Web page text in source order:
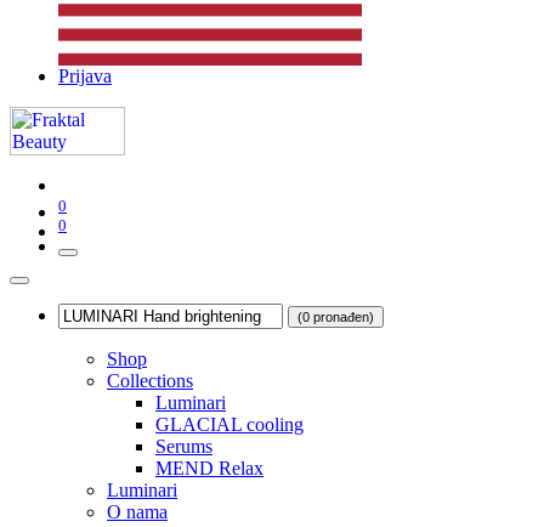
Prijava
0
0
(0 pronađen)
Shop
Collections
Luminari
GLACIAL cooling
Serums
MEND Relax
Luminari
O nama